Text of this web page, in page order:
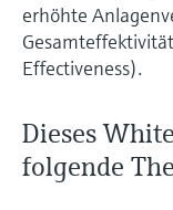
Alle ansehen
erhöhte
Effectiveness).
Dieses
folgende